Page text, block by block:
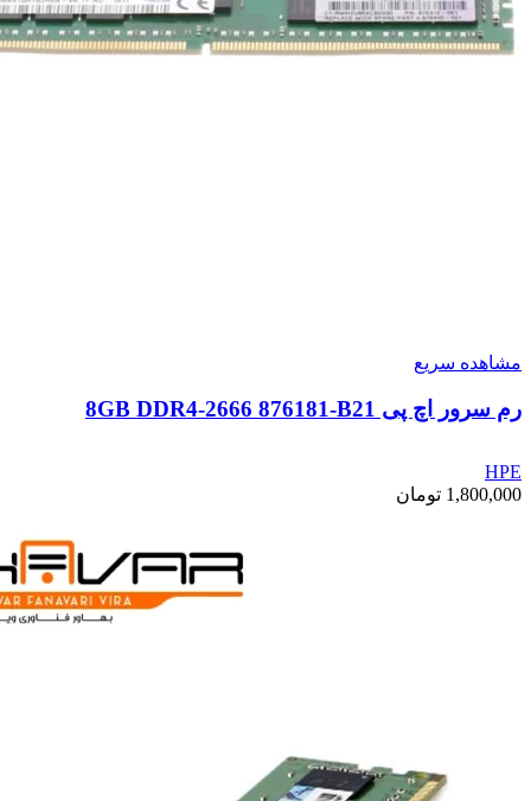
مشاهده سریع
رم سرور اچ پی 8GB DDR4-2666 876181-B21
HPE
1,800,000 تومان